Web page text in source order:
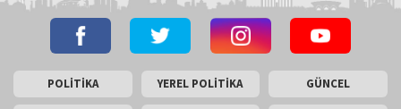
POLİTİKA YEREL POLİTİKA GÜNCEL